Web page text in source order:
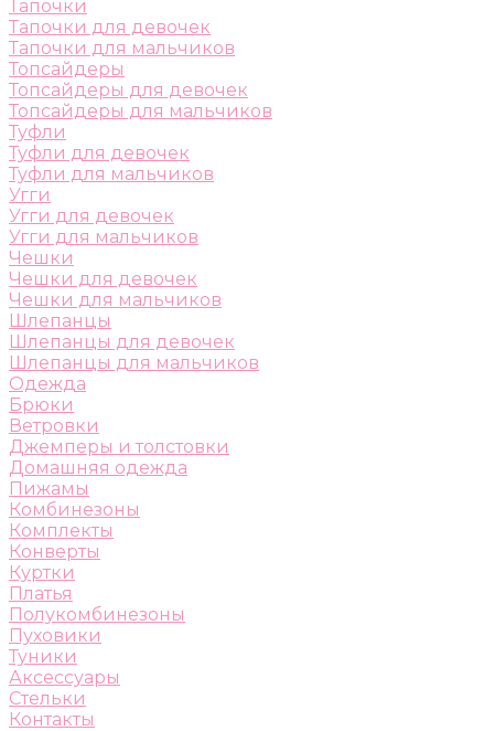
Тапочки
Тапочки для девочек
Тапочки для мальчиков
Топсайдеры
Топсайдеры для девочек
Топсайдеры для мальчиков
Туфли
Туфли для девочек
Туфли для мальчиков
Угги
Угги для девочек
Угги для мальчиков
Чешки
Чешки для девочек
Чешки для мальчиков
Шлепанцы
Шлепанцы для девочек
Шлепанцы для мальчиков
Одежда
Брюки
Ветровки
Джемперы и толстовки
Домашняя одежда
Пижамы
Комбинезоны
Комплекты
Конверты
Куртки
Платья
Полукомбинезоны
Пуховики
Туники
Аксессуары
Стельки
Контакты